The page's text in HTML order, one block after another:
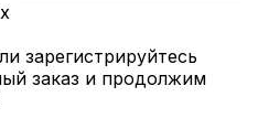
зарегистрируйтесь
заказ и продолжим